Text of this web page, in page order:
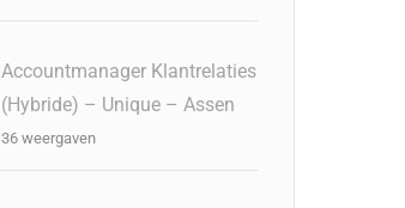
Accountmanager Klantrelaties
(Hybride) – Unique – Assen
36 weergaven